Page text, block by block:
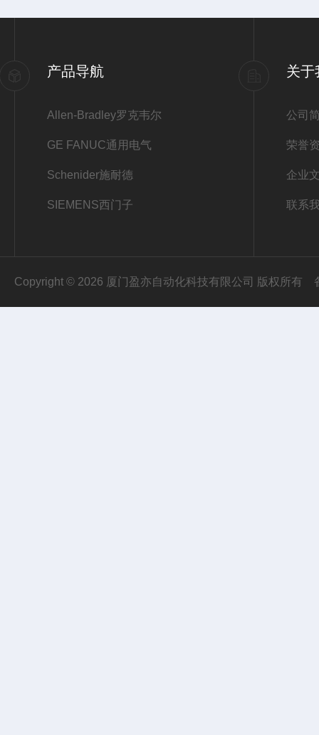
产品导航
Allen-Bradley罗克韦尔
GE FANUC通用电气
Schenider施耐德
SIEMENS西门子
关于
公司
荣誉
企业
联系
Copyright © 2026 厦门盈亦自动化科技有限公司 版权所有